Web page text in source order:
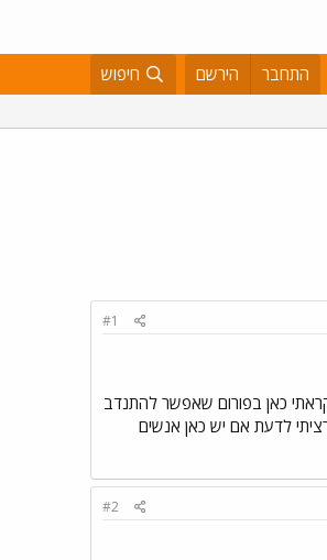
התחבר הירשם חיפוש
#1
אפשרי בכלל ללמוד גם וגם ולהשתתף בתחרויות של שני הסגנונות??) 2.הבנתי מה שקראתי כאן בפורום שאפשר להתנדב
3.אני יתחיל לרכוב בבית אורן שבחיפה ורציתי לדעת אם יש כאן אנשים
#2